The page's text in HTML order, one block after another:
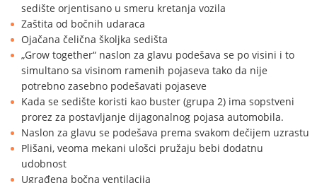
sedište orjentisano u smeru kretanja vozila
Zaštita od bočnih udaraca
Ojačana čelična školjka sedišta
„Grow together“ naslon za glavu podešava se po visini i to
simultano sa visinom ramenih pojaseva tako da nije
potrebno zasebno podešavati pojaseve
Kada se sedište koristi kao buster (grupa 2) ima sopstveni
prorez za postavljanje dijagonalnog pojasa automobila.
Naslon za glavu se podešava prema svakom dečijem uzrastu
Plišani, veoma mekani ulošci pružaju bebi dodatnu
udobnost
Ugrađena bočna ventilacija